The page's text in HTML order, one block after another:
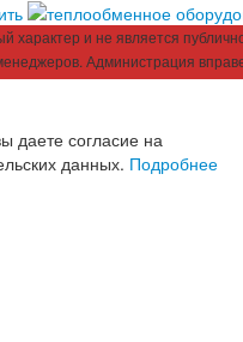
характер и не является
Администрация
даете согласие на
данных. Подробнее